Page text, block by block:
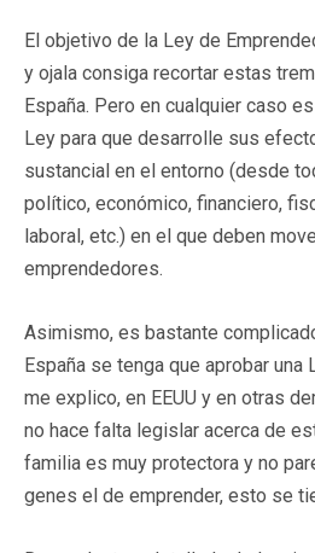
El objetivo de la Ley de
y ojala consiga recortar estas
España. Pero en cualquier caso
Ley para que desarrolle sus
sustancial en el entorno (desde
político, económico, financiero,
laboral, etc.) en el que deben
emprendedores.
Asimismo, es bastante
España se tenga que aprobar una
me explico, en EEUU y en otras
no hace falta legislar acerca de
familia es muy protectora y no
genes el de emprender, esto se